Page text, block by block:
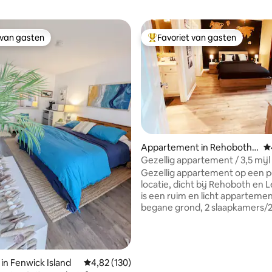
van 4,97 op 5, 156 recensies
gasten
gasten
Fenwick Island Gemiddelde beoordeling van 4,82 op 5, 130
4,82 (130)
Topfavoriet van gasten
Favoriet van gasten
Appartement in Rehoboth
Beach
Gezellig appartement / 3,5
strand.
Gezellig appartement op een
locatie, dicht bij Rehoboth en
is een ruim en licht
begane grond, 2 slaapkamers/